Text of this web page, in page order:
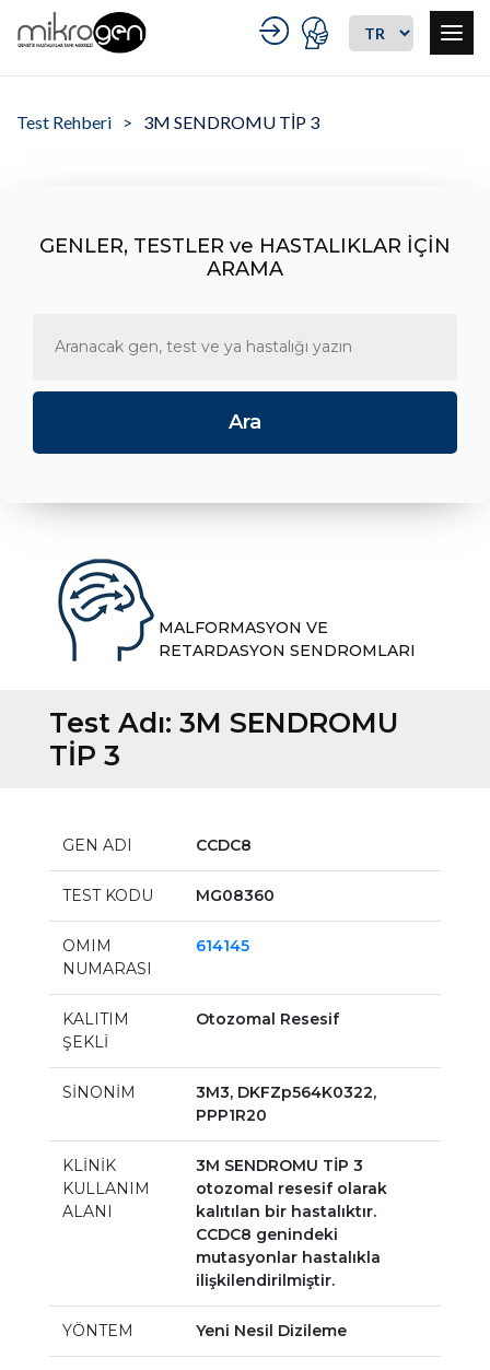
Test Rehberi 3M SENDROMU TİP 3
GENLER, TESTLER ve HASTALIKLAR İÇİN
ARAMA
MALFORMASYON VE
RETARDASYON SENDROMLARI
Test Adı: 3M SENDROMU
TİP 3
GEN ADI CCDC8
TEST KODU MG08360
OMIM
NUMARASI
614145
KALITIM
ŞEKLİ
Otozomal Resesif
SİNONİM
3M3, DKFZp564K0322,
PPP1R20
KLİNİK
KULLANIM
ALANI
3M SENDROMU TİP 3
otozomal resesif olarak
kalıtılan bir hastalıktır.
CCDC8 genindeki
mutasyonlar hastalıkla
ilişkilendirilmiştir.
YÖNTEM Yeni Nesil Dizileme